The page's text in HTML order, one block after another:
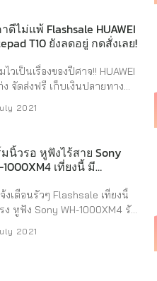
นแสงไฟได้ 10 รูปแบบ – ปรับ
ความสูงได้ 7 ระดับ – หน้า
สดงผลแบบ LCD ...
กทรอนิกส์เรียกได้ว่ากดโค้ดกันได้
ครยังยังไม่รู้จะช้อปอะไร
แนะนำสินค้าแบรนด์ดัง ที่
ดี แถมส่งฟรีแบบไม่มีขั้นต่ำ –
SN750 1TB ราคา
shp.ee/y4s57iz –
shp.ee/nhcssbh –
Surface GO 2 Laptop
า 19,990 บาท ทางไปช้อป –> ...
ดีไม่แพ้ Flashsale HUAWEI
T10 ยังลดอยู่ กดสั่งเลย!
ไวเป็นเรื่องของปีศาจ!! HUAWEI
ง จัดส่งฟรี เก็บเงินปลายทาง
HUAWEI มาไวไปไวมาก บางคน
มาบอกโปรเด็ดกันอีกรอบ
Matepad T10 Wifi ราคาดี
ใคร จากราคา 6,490 เหลือแค่
เท่านั้น จะช้าได้ไง กดสั่งเลย
shp.ee/3tby8er ราย
อียดสินค้า – หน้าจอคมชัดระดับ
ำหนักเบา – พลังเสียงกระหึ่ม
2021
นิ้วรอ หูฟังไร้สาย Sony
1000XM4 เที่ยงนี้ มี
งเตือนรัวๆ Flashsale เที่ยงนี้
ง หูฟัง Sony WH-1000XM4 รับ
เหลือเพียง 7,??9 ใครกดทัน
2021